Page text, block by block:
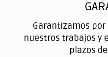
Garantizamos
nuestros trabajos y
plazos